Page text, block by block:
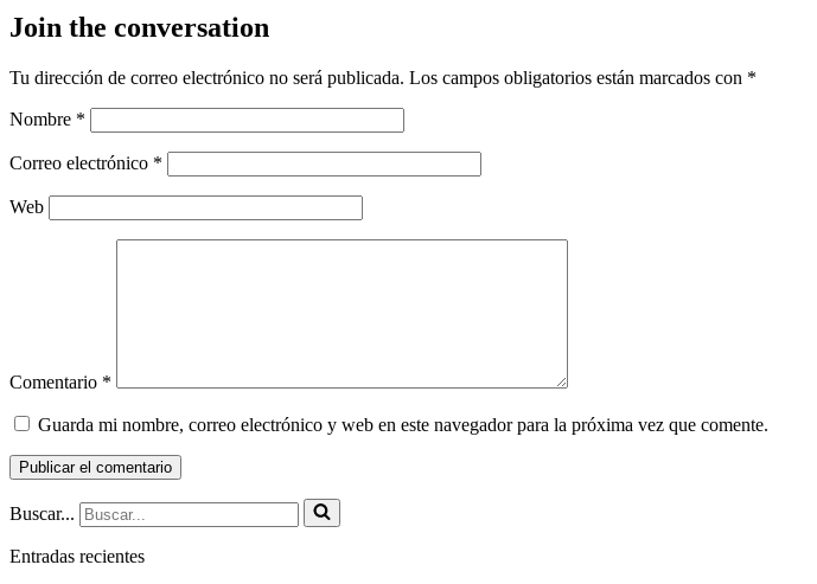
Join the conversation
Tu dirección de correo electrónico no será publicada. Los campos obligatorios están marcados con *
Nombre *
Correo electrónico *
Web
Comentario *
Guarda mi nombre, correo electrónico y web en este navegador para la próxima vez que comente.
Buscar...
Entradas recientes